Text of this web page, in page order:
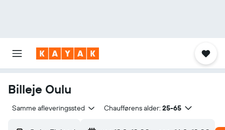
Billeje Oulu
Samme afleveringssted Chaufførens alder: 25-65